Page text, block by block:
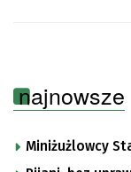
najnowsze
Miniżużlowcy